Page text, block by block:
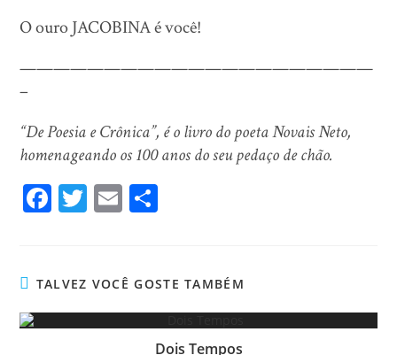
O ouro JACOBINA é você!
—————————————————————
–
“De Poesia e Crônica”, é o livro do poeta Novais Neto,
homenageando os 100 anos do seu pedaço de chão.
Fa
ok
T
er
E
TALVEZ VOCÊ GOSTE TAMBÉM
Dois Tempos